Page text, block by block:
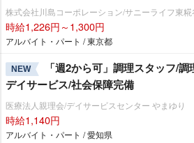
株式会社川島コーポレーション/サニーライフ東糀
時給1,226円～1,300円
アルバイト・パート / 東京都
NEW
「週2から可」調理スタッフ/
デイサービス/社会保障完備
医療法人親理会/デイサービスセンター やまゆり
時給1,140円
アルバイト・パート / 愛知県